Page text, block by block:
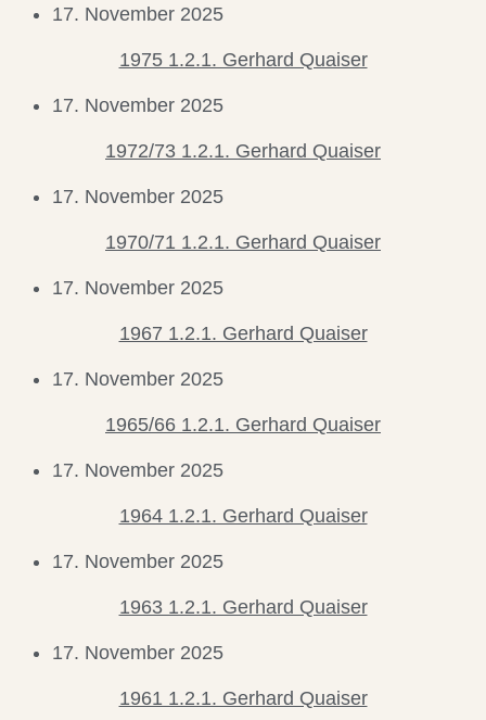
17. November 2025
1975 1.2.1. Gerhard Quaiser
17. November 2025
1972/73 1.2.1. Gerhard Quaiser
17. November 2025
1970/71 1.2.1. Gerhard Quaiser
17. November 2025
1967 1.2.1. Gerhard Quaiser
17. November 2025
1965/66 1.2.1. Gerhard Quaiser
17. November 2025
1964 1.2.1. Gerhard Quaiser
17. November 2025
1963 1.2.1. Gerhard Quaiser
17. November 2025
1961 1.2.1. Gerhard Quaiser